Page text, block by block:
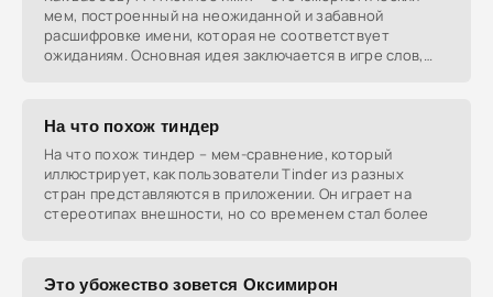
мем, построенный на неожиданной и забавной
расшифровке имени, которая не соответствует
ожиданиям. Основная идея заключается в игре слов,
На что похож тиндер
На что похож тиндер – мем-сравнение, который
иллюстрирует, как пользователи Tinder из разных
стран представляются в приложении. Он играет на
стереотипах внешности, но со временем стал более
Это убожество зовется Оксимирон